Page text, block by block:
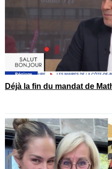
Déjà la fin du mandat de